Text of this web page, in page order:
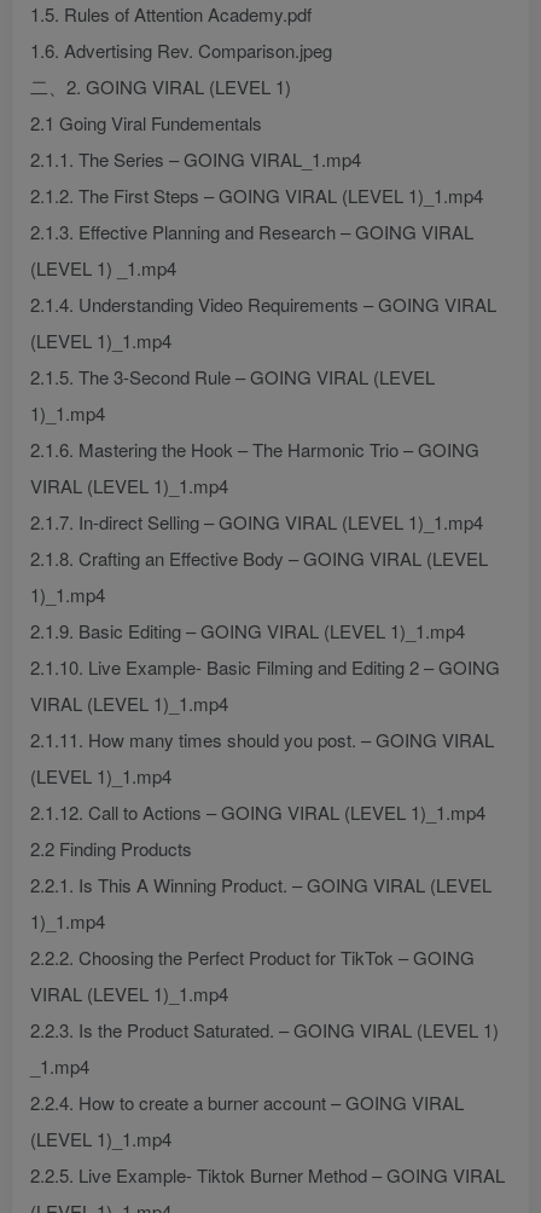
1.5. Rules of Attention Academy.pdf
1.6. Advertising Rev. Comparison.jpeg
二、2. GOING VIRAL (LEVEL 1)
2.1 Going Viral Fundementals
2.1.1. The Series – GOING VIRAL_1.mp4
2.1.2. The First Steps – GOING VIRAL (LEVEL 1)_1.mp4
2.1.3. Effective Planning and Research – GOING VIRAL
(LEVEL 1) _1.mp4
2.1.4. Understanding Video Requirements – GOING VIRAL
(LEVEL 1)_1.mp4
2.1.5. The 3-Second Rule – GOING VIRAL (LEVEL
1)_1.mp4
2.1.6. Mastering the Hook – The Harmonic Trio – GOING
VIRAL (LEVEL 1)_1.mp4
2.1.7. In-direct Selling – GOING VIRAL (LEVEL 1)_1.mp4
2.1.8. Crafting an Effective Body – GOING VIRAL (LEVEL
1)_1.mp4
2.1.9. Basic Editing – GOING VIRAL (LEVEL 1)_1.mp4
2.1.10. Live Example- Basic Filming and Editing 2 – GOING
VIRAL (LEVEL 1)_1.mp4
2.1.11. How many times should you post. – GOING VIRAL
(LEVEL 1)_1.mp4
2.1.12. Call to Actions – GOING VIRAL (LEVEL 1)_1.mp4
2.2 Finding Products
2.2.1. Is This A Winning Product. – GOING VIRAL (LEVEL
1)_1.mp4
2.2.2. Choosing the Perfect Product for TikTok – GOING
VIRAL (LEVEL 1)_1.mp4
2.2.3. Is the Product Saturated. – GOING VIRAL (LEVEL 1)
_1.mp4
2.2.4. How to create a burner account – GOING VIRAL
(LEVEL 1)_1.mp4
2.2.5. Live Example- Tiktok Burner Method – GOING VIRAL